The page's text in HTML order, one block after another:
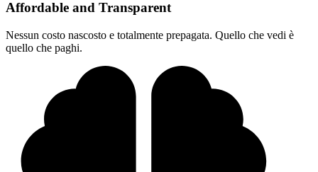
Affordable and Transparent
Nessun costo nascosto e totalmente prepagata. Quello che vedi è
quello che paghi.